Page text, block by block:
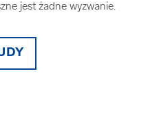
jest żadne wyzwanie.